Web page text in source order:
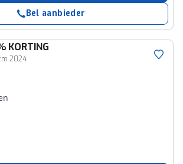
Bel aanbieder
KORTING
2024